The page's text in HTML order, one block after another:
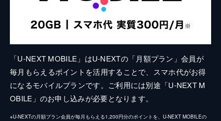
「U-NEXT MOBILE」はU-NEXTの「月額プラン」会員が
毎月もらえるポイントを活用することで、スマホ代がお得
になるモバイルプランです。ご利用には別途「U-NEXT M
OBILE」のお申し込みが必要となります。
※U-NEXTの月額プラン会員が毎月もらえる1,200円分のポイントを、U-NEXT MOBILEの